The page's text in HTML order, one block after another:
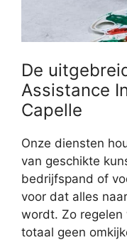
De
Assistance
Capelle
Onze diensten
van geschikte
bedrijfspand of
voor dat alles
wordt. Zo
totaal geen